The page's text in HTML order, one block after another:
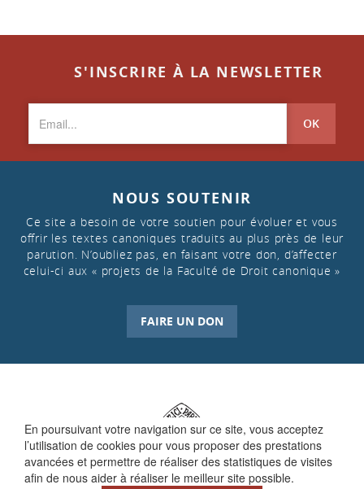
En poursuivant votre navigation sur ce site, vous acceptez
l’utilisation de cookies pour vous proposer des prestations
avancées et permettre de réaliser des statistiques de visites
afin de nous aider à réaliser le meilleur site possible.
S'INSCRIRE À LA NEWSLETTER
OK
NOUS SOUTENIR
Ce site a besoin de votre soutien pour évoluer et vous
offrir les textes canoniques traduits au plus près de leur
parution. N’oubliez pas, en faisant votre don, d’affecter
celui-ci aux « projets de la Faculté de Droit canonique »
FAIRE UN DON